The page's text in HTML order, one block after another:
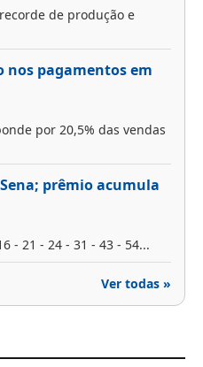
de produção e
nos pagamentos em
por 20,5% das vendas
prêmio acumula
- 21 - 24 - 31 - 43 - 54...
Ver todas »